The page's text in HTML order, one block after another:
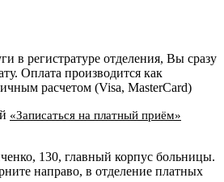
в регистратуре отделения, Вы сразу
Оплата производится как
расчетом (Visa, MasterCard)
«Записаться на платный приём»
130, главный корпус больницы.
направо, в отделение платных